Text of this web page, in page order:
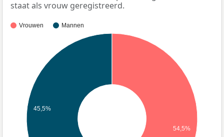
staat als vrouw geregistreerd.
Vrouwen Mannen
45,5%
54,5%